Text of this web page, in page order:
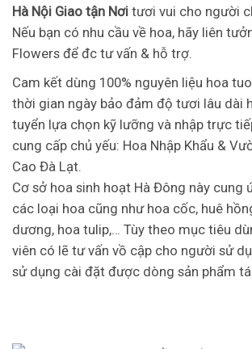
Hà Nội Giao tận Nơi tươi vui cho người
Nếu bạn có nhu cầu về hoa, hãy liên
Flowers để đc tư vấn & hỗ trợ.
Cam kết dùng 100% nguyên liệu hoa
thời gian ngày bảo đảm độ tươi lâu dài
tuyển lựa chọn kỹ lưỡng và nhập trực
cung cấp chủ yếu: Hoa Nhập Khẩu &
Cao Đà Lạt.
Cơ sở hoa sinh hoạt Hà Đông này cung
các loại hoa cũng như hoa cốc, huê
dương, hoa tulip,… Tùy theo mục tiêu
viên có lẽ tư vấn vồ cập cho người sử
sử dụng cài đặt được dòng sản phẩm